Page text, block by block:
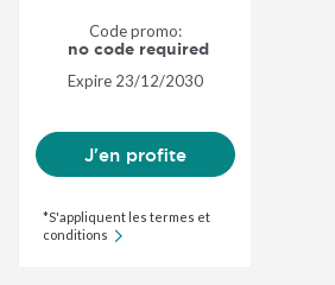
Code promo:
no code required
Expire 23/12/2030
*S'appliquent les termes et
conditions
J'en profite